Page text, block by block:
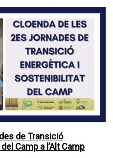
de Transició
Camp a l’Alt Camp